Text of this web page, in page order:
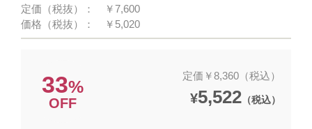
定価（税抜）：
￥7,600
価格（税抜）：
￥5,020
33%
OFF
定価￥8,360（税込）
¥5,522（税込）